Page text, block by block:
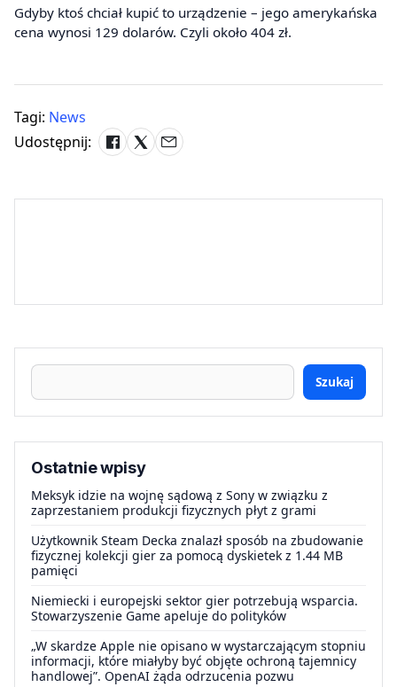
Gdyby ktoś chciał kupić to urządzenie – jego amerykańska
cena wynosi 129 dolarów. Czyli około 404 zł.
Tagi: News
Udostępnij:
Szukaj
Ostatnie wpisy
Meksyk idzie na wojnę sądową z Sony w związku z
zaprzestaniem produkcji fizycznych płyt z grami
Użytkownik Steam Decka znalazł sposób na zbudowanie
fizycznej kolekcji gier za pomocą dyskietek z 1.44 MB
pamięci
Niemiecki i europejski sektor gier potrzebują wsparcia.
Stowarzyszenie Game apeluje do polityków
„W skardze Apple nie opisano w wystarczającym stopniu
informacji, które miałyby być objęte ochroną tajemnicy
handlowej”. OpenAI żąda odrzucenia pozwu